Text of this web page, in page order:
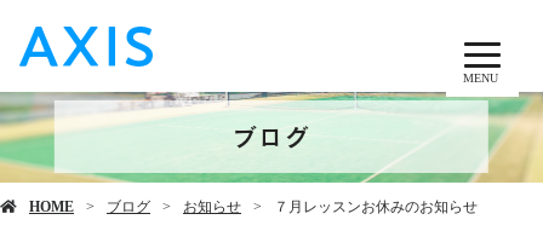
MENU
ブログ
HOME ブログ お知らせ ７月レッスンお休みのお知らせ